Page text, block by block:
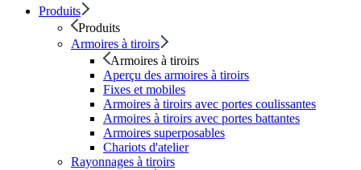
Produits
Produits
Armoires à tiroirs
Armoires à tiroirs
Aperçu des armoires à tiroirs
Fixes et mobiles
Armoires à tiroirs avec portes coulissantes
Armoires à tiroirs avec portes battantes
Armoires superposables
Chariots d'atelier
Rayonnages à tiroirs